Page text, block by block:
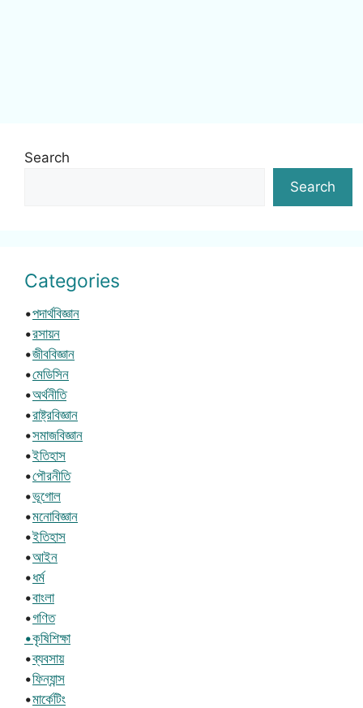
Search
Search
Categories
•পদার্থবিজ্ঞান
•রসায়ন
•জীববিজ্ঞান
•মেডিসিন
•অর্থনীতি
•রাষ্ট্রবিজ্ঞান
•সমাজবিজ্ঞান
•ইতিহাস
•পৌরনীতি
•ভূগোল
•মনোবিজ্ঞান
•ইতিহাস
•আইন
•ধর্ম
•বাংলা
•গণিত
•কৃষিশিক্ষা
•ব্যবসায়
•ফিন্যান্স
•মার্কেটিং